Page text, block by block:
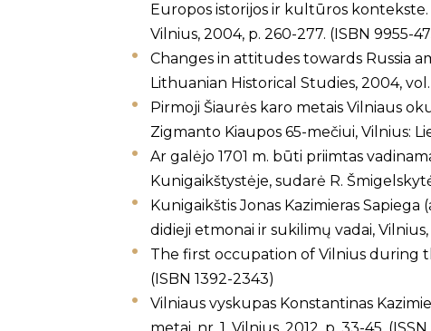
Europos istorijos ir kultūros kontekste.
Vilnius, 2004, p. 260-277. (ISBN 9955-
Changes in attitudes towards Russia
Lithuanian Historical Studies, 2004, vol.
Pirmoji Šiaurės karo metais Vilniaus
Zigmanto Kiaupos 65-mečiui, Vilnius:
Ar galėjo 1701 m. būti priimtas
Kunigaikštystėje, sudarė R.
Kunigaikštis Jonas Kazimieras Sapiega
didieji etmonai ir sukilimų vadai,
The first occupation of Vilnius during
(ISBN 1392-2343)
Vilniaus vyskupas Konstantinas